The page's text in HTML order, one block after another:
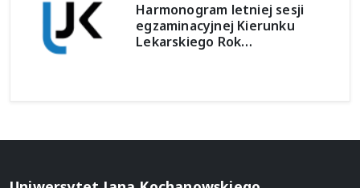
Harmonogram letniej sesji
egzaminacyjnej Kierunku
Lekarskiego Rok…